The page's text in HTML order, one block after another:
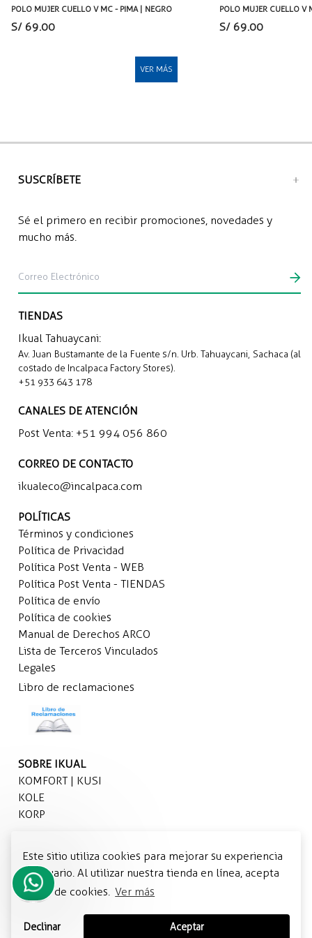
POLO MUJER CUELLO V MC - PIMA | NEGRO
S/ 69.00
POLO MUJER CUELLO V
S/ 69.00
VER MÁS
ayuda
TIENDAS
Ikual Tahuaycani:
Av. Juan Bustamante de la Fuente s/n. Urb. Tahuaycani, Sachaca (al
costado de Incalpaca Factory Stores).
+51 933 643 178
CANALES DE ATENCIÓN
Post Venta: +51 994 056 860
CORREO DE CONTACTO
ikualeco@incalpaca.com
POLÍTICAS
Términos y condiciones
Política de Privacidad
Política Post Venta - WEB
Política Post Venta - TIENDAS
Política de envío
Política de cookies
Manual de Derechos ARCO
Lista de Terceros Vinculados
Legales
Libro de reclamaciones
SOBRE IKUAL
KOMFORT | KUSI
KOLE
KORP
Facebook
Instagram
SUSCRÍBETE
Sé el primero en recibir promociones, novedades y
mucho más.
Este sitio utiliza cookies para mejorar su experiencia
de usuario. Al utilizar nuestra tienda en línea, acepta
el uso de cookies. Ver más
Declinar Aceptar